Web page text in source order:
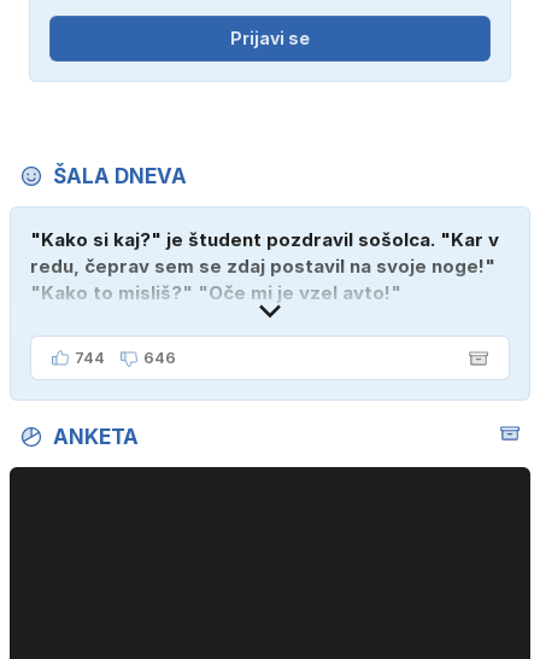
Prijavi se
ŠALA DNEVA
"Kako si kaj?" je študent pozdravil sošolca. "Kar v
redu, čeprav sem se zdaj postavil na svoje noge!"
"Kako to misliš?" "Oče mi je vzel avto!"
744 646
ANKETA